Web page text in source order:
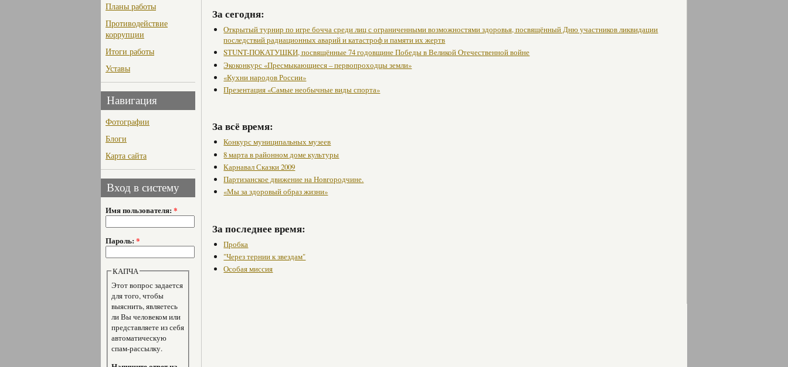
Планы работы
Противодействие
коррупции
Итоги работы
Уставы
Навигация
Фотографии
Блоги
Карта сайта
Вход в систему
Имя пользователя: *
Пароль: *
КАПЧА
Этот вопрос задается
для того, чтобы
выяснить, являетесь
ли Вы человеком или
представляете из себя
автоматическую
спам-рассылку.
За сегодня:
Открытый турнир по игре бочча среди лиц с ограниченными возможностями здоровья, посвящённый Дню участников ликвидации
последствий радиационных аварий и катастроф и памяти их жертв
STUNT-ПОКАТУШКИ, посвящённые 74 годовщине Победы в Великой Отечественной войне
Экоконкурс «Пресмыкающиеся – первопроходцы земли»
«Кухни народов России»
Презентация «Самые необычные виды спорта»
За всё время:
Конкурс муниципальных музеев
8 марта в районном доме культуры
Карнавал Сказки 2009
Партизанское движение на Новгородчине.
«Мы за здоровый образ жизни»
За последнее время:
Пробка
"Через тернии к звездам"
Особая миссия